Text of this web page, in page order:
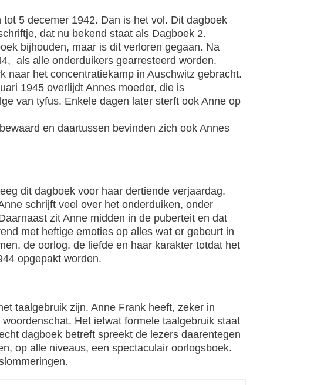
5 decemer 1942. Dan is het vol. Dit dagboek
dat nu bekend staat als Dagboek 2.
bijhouden, maar is dit verloren gegaan. Na
als alle onderduikers gearresteerd worden.
naar het concentratiekamp in Auschwitz gebracht.
1945 overlijdt Annes moeder, die is
van tyfus. Enkele dagen later sterft ook Anne op
en daartussen bevinden zich ook Annes
dit dagboek voor haar dertiende verjaardag.
schrijft veel over het onderduiken, onder
zit Anne midden in de puberteit en dat
met heftige emoties op alles wat er gebeurt in
de oorlog, de liefde en haar karakter totdat het
opgepakt worden.
taalgebruik zijn. Anne Frank heeft, zeker in
Het ietwat formele taalgebruik staat
dagboek betreft spreekt de lezers daarentegen
op alle niveaus, een spectaculair oorlogsboek.